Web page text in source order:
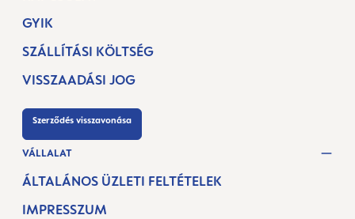
GYIK
SZÁLLÍTÁSI KÖLTSÉG
VISSZAADÁSI JOG
Szerződés visszavonása
VÁLLALAT
ÁLTALÁNOS ÜZLETI FELTÉTELEK
IMPRESSZUM